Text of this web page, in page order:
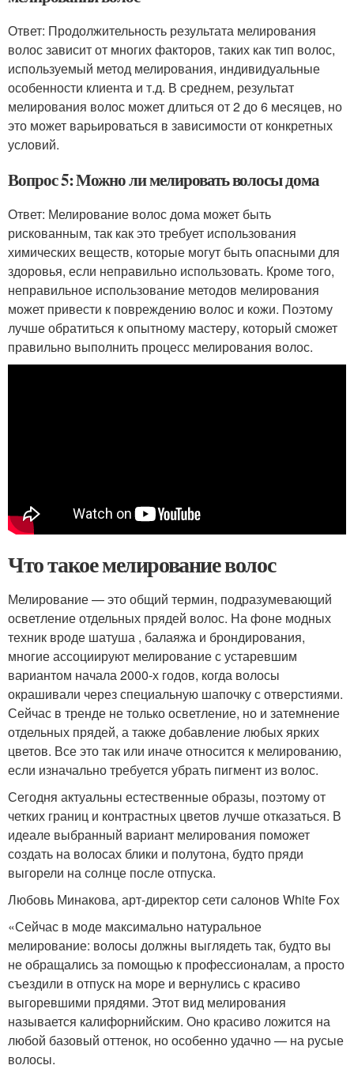
Ответ: Продолжительность результата мелирования
волос зависит от многих факторов, таких как тип волос,
используемый метод мелирования, индивидуальные
особенности клиента и т.д. В среднем, результат
мелирования волос может длиться от 2 до 6 месяцев, но
это может варьироваться в зависимости от конкретных
условий.
Вопрос 5: Можно ли мелировать волосы дома
Ответ: Мелирование волос дома может быть
рискованным, так как это требует использования
химических веществ, которые могут быть опасными для
здоровья, если неправильно использовать. Кроме того,
неправильное использование методов мелирования
может привести к повреждению волос и кожи. Поэтому
лучше обратиться к опытному мастеру, который сможет
правильно выполнить процесс мелирования волос.
Что такое мелирование волос
Мелирование — это общий термин, подразумевающий
осветление отдельных прядей волос. На фоне модных
техник вроде шатуша , балаяжа и брондирования,
многие ассоциируют мелирование с устаревшим
вариантом начала 2000-х годов, когда волосы
окрашивали через специальную шапочку с отверстиями.
Сейчас в тренде не только осветление, но и затемнение
отдельных прядей, а также добавление любых ярких
цветов. Все это так или иначе относится к мелированию,
если изначально требуется убрать пигмент из волос.
Сегодня актуальны естественные образы, поэтому от
четких границ и контрастных цветов лучше отказаться. В
идеале выбранный вариант мелирования поможет
создать на волосах блики и полутона, будто пряди
выгорели на солнце после отпуска.
Любовь Минакова, арт-директор сети салонов White Fox
«Сейчас в моде максимально натуральное
мелирование: волосы должны выглядеть так, будто вы
не обращались за помощью к профессионалам, а просто
съездили в отпуск на море и вернулись с красиво
выгоревшими прядями. Этот вид мелирования
называется калифорнийским. Оно красиво ложится на
любой базовый оттенок, но особенно удачно — на русые
волосы.